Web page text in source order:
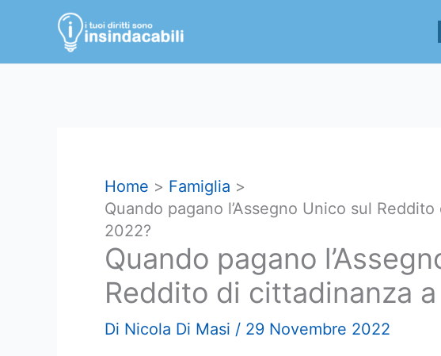
contenuto
Home
Famiglia
Quando pagano l’Assegno Unico sul
2022?
Quando pagano
Reddito di cittadinanza
Di Nicola Di Masi / 29 Novembre 2022